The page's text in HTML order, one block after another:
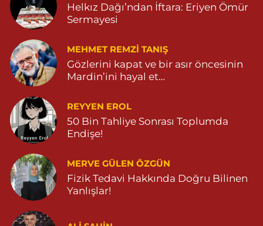
Helkız Dağı’ndan İftara: Eriyen Ömür
Sermayesi
MEHMET REMZI TANIŞ
Gözlerini kapat ve bir asır öncesinin
Mardin’ini hayal et…
REYYEN EROL
50 Bin Tahliye Sonrası Toplumda
Endişe!
MERVE GÜLEN ÖZGÜN
Fizik Tedavi Hakkında Doğru Bilinen
Yanlışlar!